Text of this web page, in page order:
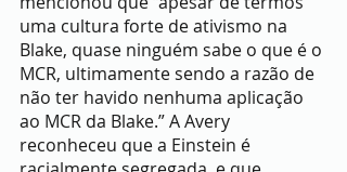
uma cultura forte de ativismo na
Blake, quase ninguém sabe o que é o
MCR, ultimamente sendo a razão de
não ter havido nenhuma aplicação
ao MCR da Blake.” A Avery
reconheceu que a Einstein é